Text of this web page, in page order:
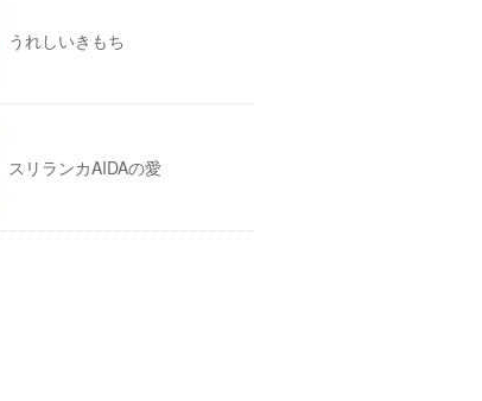
うれしいきもち
スリランカAIDAの愛